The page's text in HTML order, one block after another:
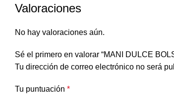
Valoraciones
No hay valoraciones aún.
Sé el primero en valorar “MANI DULCE
Tu dirección de correo electrónico no será
Tu puntuación *